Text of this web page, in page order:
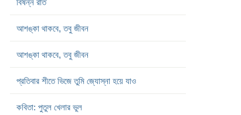
আশঙ্কা থাকবে, তবু জীবন
আশঙ্কা থাকবে, তবু জীবন
প্রতিবার শীতে ভিজে তুমি জ্যোস্না হয়ে যাও
কবিতা: পুতুল খেলার ভুল